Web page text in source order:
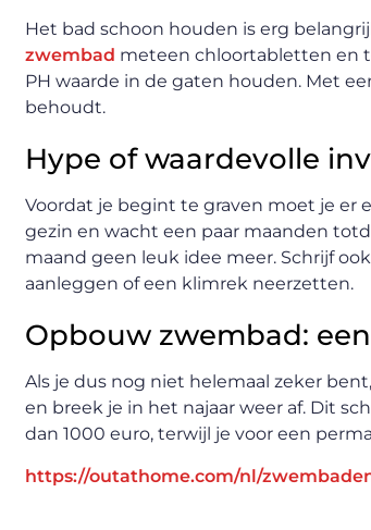
Het bad schoon houden is erg
zwembad meteen chloortabletten en
PH waarde in de gaten houden. Met
behoudt.
Hype of waardevolle
Voordat je begint te graven moet je er
gezin en wacht een paar maanden
maand geen leuk idee meer. Schrijf
aanleggen of een klimrek neerzetten.
Opbouw zwembad:
Als je dus nog niet helemaal zeker
en breek je in het najaar weer af. Dit
dan 1000 euro, terwijl je voor een
https://outathome.com/nl/